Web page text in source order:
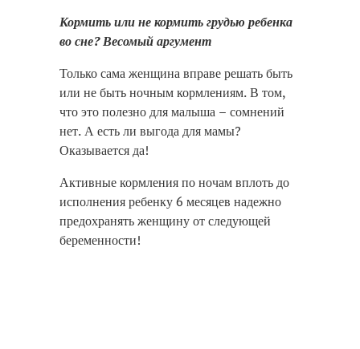
Кормить или не кормить грудью ребенка
во сне? Весомый аргумент
Только сама женщина вправе решать быть
или не быть ночным кормлениям. В том,
что это полезно для малыша – сомнений
нет. А есть ли выгода для мамы?
Оказывается да!
Активные кормления по ночам вплоть до
исполнения ребенку 6 месяцев надежно
предохранять женщину от следующей
беременности!